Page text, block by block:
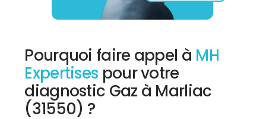
Pourquoi faire appel à MH
Expertises pour votre
diagnostic Gaz à Marliac
(31550) ?